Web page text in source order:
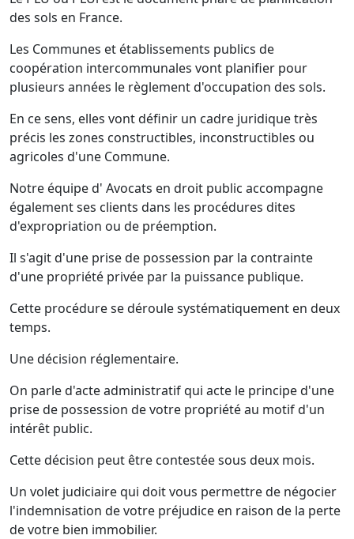
des sols en France.
Les Communes et établissements publics de
coopération intercommunales vont planifier pour
plusieurs années le règlement d'occupation des sols.
En ce sens, elles vont définir un cadre juridique très
précis les zones constructibles, inconstructibles ou
agricoles d'une Commune.
Notre équipe d' Avocats en droit public accompagne
également ses clients dans les procédures dites
d'expropriation ou de préemption.
Il s'agit d'une prise de possession par la contrainte
d'une propriété privée par la puissance publique.
Cette procédure se déroule systématiquement en deux
temps.
Une décision réglementaire.
On parle d'acte administratif qui acte le principe d'une
prise de possession de votre propriété au motif d'un
intérêt public.
Cette décision peut être contestée sous deux mois.
Un volet judiciaire qui doit vous permettre de négocier
l'indemnisation de votre préjudice en raison de la perte
de votre bien immobilier.